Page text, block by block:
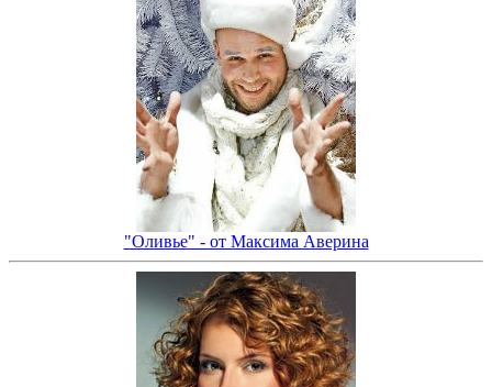
"Оливье" - от Максима Аверина